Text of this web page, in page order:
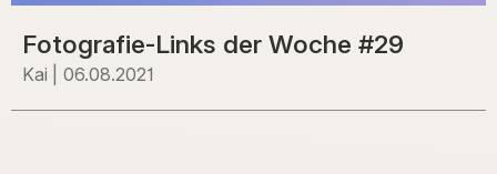
Fotografie-Links der Woche #29
Kai 06.08.2021